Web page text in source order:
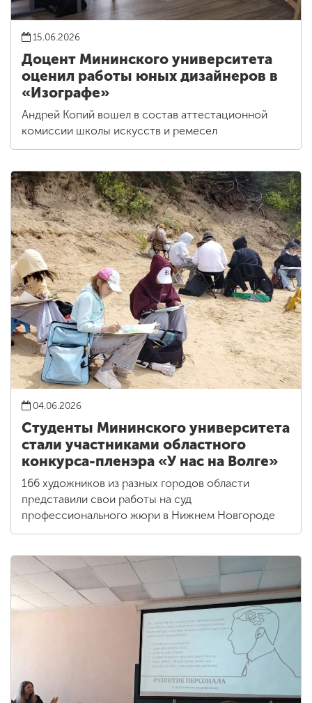
15.06.2026
Доцент Мининского университета
оценил работы юных дизайнеров в
«Изографе»
Андрей Копий вошел в состав аттестационной
комиссии школы искусств и ремесел
04.06.2026
Студенты Мининского университета
стали участниками областного
конкурса-пленэра «У нас на Волге»
166 художников из разных городов области
представили свои работы на суд
профессионального жюри в Нижнем Новгороде